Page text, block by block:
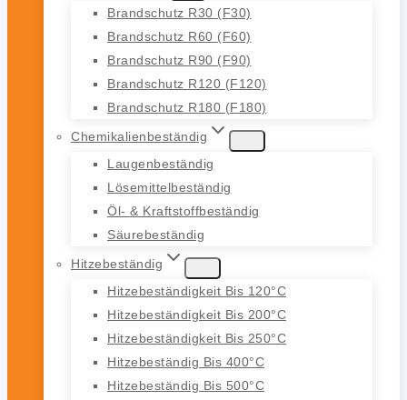
Brandschutz R30 (F30)
Brandschutz R60 (F60)
Brandschutz R90 (F90)
Brandschutz R120 (F120)
Brandschutz R180 (F180)
Chemikalienbeständig
Laugenbeständig
Lösemittelbeständig
Öl- & Kraftstoffbeständig
Säurebeständig
Hitzebeständig
Hitzebeständigkeit Bis 120°C
Hitzebeständigkeit Bis 200°C
Hitzebeständigkeit Bis 250°C
Hitzebeständig Bis 400°C
Hitzebeständig Bis 500°C